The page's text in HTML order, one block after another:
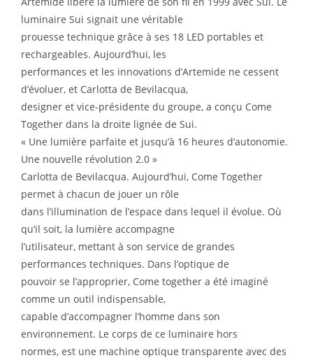
luminaire Sui signait une véritable
prouesse technique grâce à ses 18 LED portables et
rechargeables. Aujourd’hui, les
performances et les innovations d’Artemide ne cessent
d’évoluer, et Carlotta de Bevilacqua,
designer et vice-présidente du groupe, a conçu Come
Together dans la droite lignée de Sui.
« Une lumière parfaite et jusqu’à 16 heures d’autonomie.
Une nouvelle révolution 2.0 »
Carlotta de Bevilacqua. Aujourd’hui, Come Together
permet à chacun de jouer un rôle
dans l’illumination de l’espace dans lequel il évolue. Où
qu’il soit, la lumière accompagne
l’utilisateur, mettant à son service de grandes
performances techniques. Dans l’optique de
pouvoir se l’approprier, Come together a été imaginé
comme un outil indispensable,
capable d’accompagner l’homme dans son
environnement. Le corps de ce luminaire hors
normes, est une machine optique transparente avec des